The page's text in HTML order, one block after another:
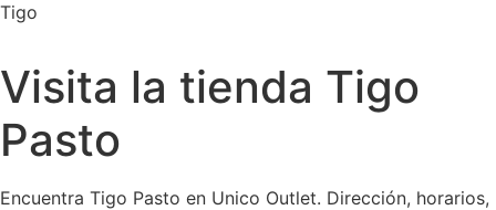
Tigo
Visita la tienda Tigo
Pasto
Encuentra Tigo Pasto en Unico Outlet. Dirección, horarios,